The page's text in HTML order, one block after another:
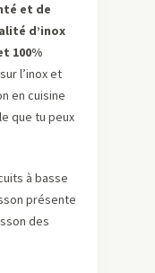
et de
d’inox
100%
l’inox et
en cuisine
que tu peux
à basse
présente
des